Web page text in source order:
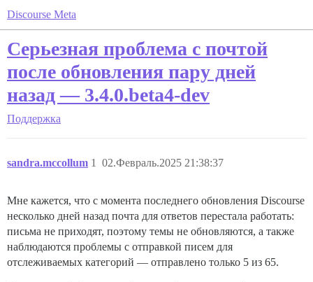
Discourse Meta
Серьезная проблема с почтой
после обновления пару дней
назад — 3.4.0.beta4-dev
Поддержка
sandra.mccollum 02.Февраль.2025 21:38:37
1
Мне кажется, что с момента последнего обновления Discourse
несколько дней назад почта для ответов перестала работать:
письма не приходят, поэтому темы не обновляются, а также
наблюдаются проблемы с отправкой писем для
отслеживаемых категорий — отправлено только 5 из 65.